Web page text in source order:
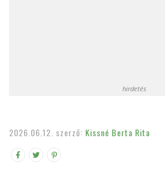
hirdetés
2026.06.12. szerző: Kissné Berta Rita